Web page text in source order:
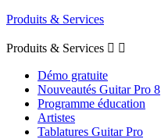
Produits & Services
Produits & Services  
Démo gratuite
Nouveautés Guitar Pro 8
Programme éducation
Artistes
Tablatures Guitar Pro